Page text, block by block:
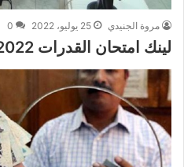
مروة الجنيدي 25 يوليو، 2022 0
لينك امتحان القدرات 2022 في مصر